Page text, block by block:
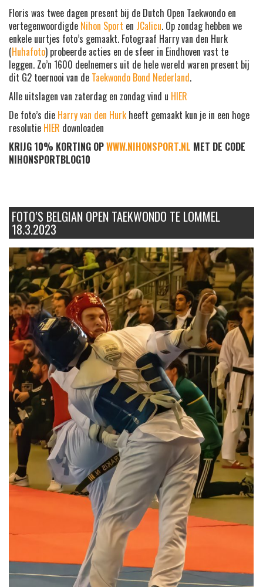
Floris was twee dagen present bij de Dutch Open Taekwondo en
vertegenwoordigde Nihon Sport en JCalicu. Op zondag hebben we
enkele uurtjes foto’s gemaakt. Fotograaf Harry van den Hurk
(Huhafoto) probeerde acties en de sfeer in Eindhoven vast te
leggen. Zo’n 1600 deelnemers uit de hele wereld waren present bij
dit G2 toernooi van de Taekwondo Bond Nederland.
Alle uitslagen van zaterdag en zondag vind u HIER
De foto’s die Harry van den Hurk heeft gemaakt kun je in een hoge
resolutie HIER downloaden
KRIJG 10% KORTING OPWWW.NIHONSPORT.NL MET DE CODE
NIHONSPORTBLOG10
FOTO’S BELGIAN OPEN TAEKWONDO TE LOMMEL
18.3.2023